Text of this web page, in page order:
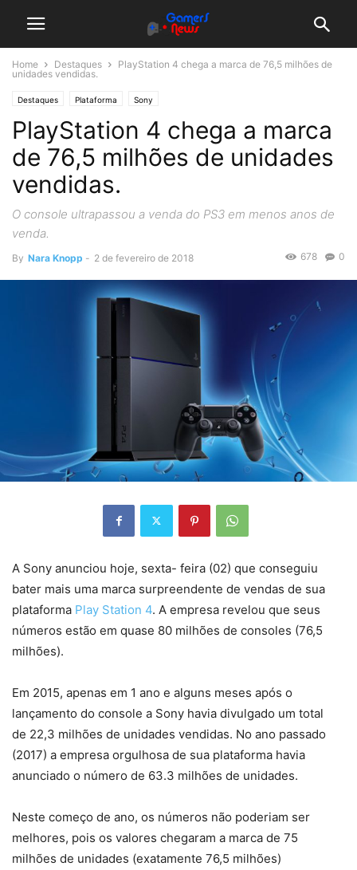
Home Destaques
PlayStation 4 chega a marca de 76,5 milhões de
unidades vendidas.
Destaques Plataforma Sony
PlayStation 4 chega a marca
de 76,5 milhões de unidades
vendidas.
O console ultrapassou a venda do PS3 em menos anos de
venda.
By Nara Knopp - 2 de fevereiro de 2018 0
678
A Sony anunciou hoje, sexta- feira (02) que conseguiu
bater mais uma marca surpreendente de vendas de sua
plataforma Play Station 4. A empresa revelou que seus
números estão em quase 80 milhões de consoles (76,5
milhões).
Em 2015, apenas em 1 ano e alguns meses após o
lançamento do console a Sony havia divulgado um total
de 22,3 milhões de unidades vendidas. No ano passado
(2017) a empresa orgulhosa de sua plataforma havia
anunciado o número de 63.3 milhões de unidades.
Neste começo de ano, os números não poderiam ser
melhores, pois os valores chegaram a marca de 75
milhões de unidades (exatamente 76,5 milhões)